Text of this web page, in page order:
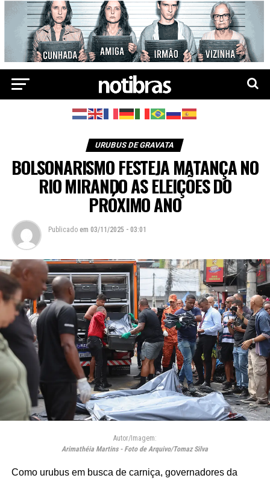
URUBUS DE GRAVATA
BOLSONARISMO FESTEJA MATANÇA NO
RIO MIRANDO AS ELEIÇÕES DO
PRÓXIMO ANO
Publicado em 03/11/2025 - 03:01
Autor/Imagem:
Arimathéia Martins - Foto de Arquivo/Tomaz Silva
Como urubus em busca de carniça, governadores da